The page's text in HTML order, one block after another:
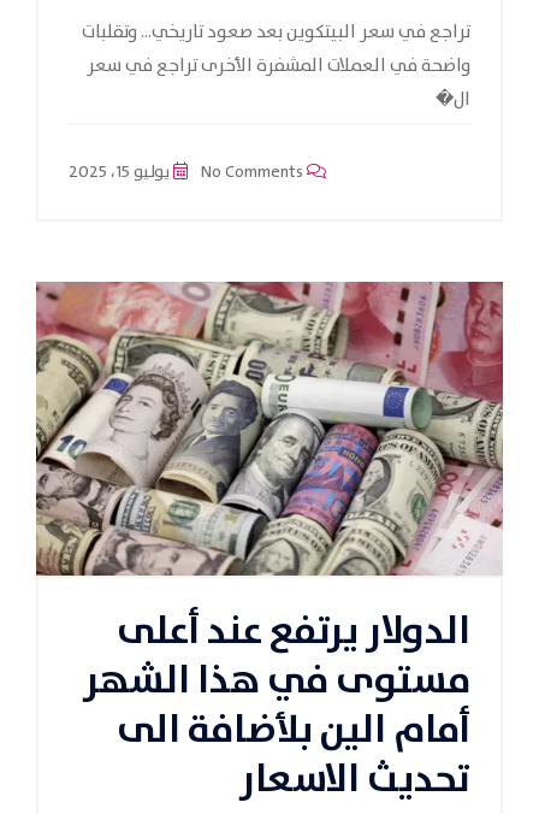
تراجع في سعر البيتكوين بعد صعود تاريخي… وتقلبات
واضحة في العملات المشفرة الأخرى تراجع في سعر
ال�
يوليو 15، 2025
الدولار يرتفع عند أعلى
مستوى في هذا الشهر
أمام الين بلأضافة الى
تحديث الاسعار